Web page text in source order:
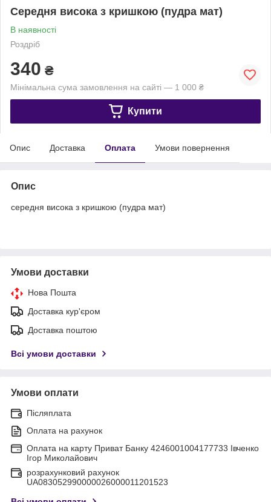
Середня висока з кришкою (пудра мат)
В наявності
Роздріб
340 ₴
Мінімальна сума замовлення на сайті — 1 000 ₴
Купити
Опис Доставка Оплата Умови повернення
Опис
середня висока з кришкою (пудра мат)
Умови доставки
Нова Пошта
Доставка кур'єром
Доставка поштою
Всі умови доставки
Умови оплати
Післяплата
Оплата на рахунок
Оплата на карту Приват Банку 4246001004177733 Івченко
Ігор Миколайович
розрахунковий рахунок
UA083052990000026000011201523